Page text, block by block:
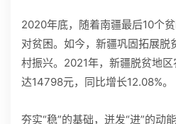
2020年底，随着南疆最后10个
对贫困。如今，新疆巩固拓展脱
村振兴。2021年，新疆脱贫地
达14798元，同比增长12.08%。
夯实“稳”的基础，迸发“进”的动